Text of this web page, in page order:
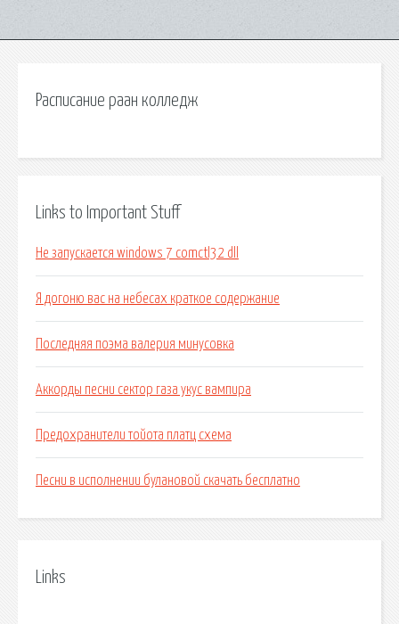
Расписание раан колледж
Links to Important Stuff
Не запускается windows 7 comctl32 dll
Я догоню вас на небесах краткое содержание
Последняя поэма валерия минусовка
Аккорды песни сектор газа укус вампира
Предохранители тойота платц схема
Песни в исполнении булановой скачать бесплатно
Links